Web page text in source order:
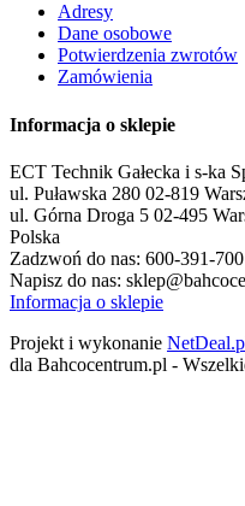
Adresy
Dane osobowe
Potwierdzenia zwrotów
Zamówienia
Informacja o sklepie
ECT Technik Gałecka i s-ka
ul. Puławska 280 02-819
ul. Górna Droga 5 02-495
Polska
Zadzwoń do nas: 600-391-700
Napisz do nas:
Informacja o sklepie
Projekt i wykonanie
dla Bahcocentrum.pl -